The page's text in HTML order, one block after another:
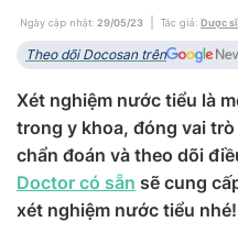
Ngày cập nhật: 29/05/23 Tác giả: Dược
Theo dõi Docosan trên
Xét nghiệm nước tiểu là
trong y khoa, đóng vai
chẩn đoán và theo dõi
Doctor có sẵn sẽ cung
xét nghiệm nước tiểu nhé!